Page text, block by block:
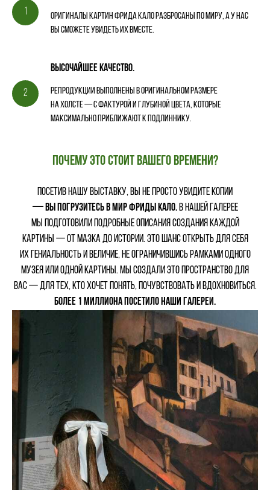
Оригиналы картин Фрида Кало разбросаны по миру, а у нас
вы сможете увидеть их вместе.
Высочайшее качество.
Репродукции выполнены в оригинальном размере
на холсте — с фактурой и глубиной цвета, которые
максимально приближают к подлиннику.
Почему это стоит вашего времени?
Посетив нашу выставку, вы не просто увидите копии
— вы погрузитесь в мир Фриды Кало.В нашей галерее
мы подготовили подробные описания создания каждой
картины — от мазка до истории. Это шанс открыть для себя
их гениальность и величие, не ограничившись рамками одного
музея или одной картины. Мы создали это пространство для
вас — для тех, кто хочет понять, почувствовать и вдохновиться.
Более 1 миллиона посетило наши галереи.